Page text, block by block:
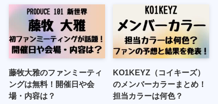
藤牧大雅のファンミーティ
ングは無料！開催日や会
場・内容は？
KO1KEYZ（コイキーズ）
のメンバーカラーまとめ！
担当カラーは何色？